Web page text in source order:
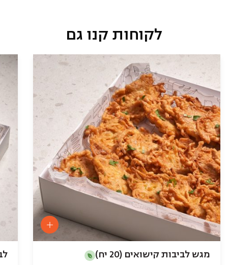
לקוחות קנו גם
מגש לביבות קישואים (20 יח)